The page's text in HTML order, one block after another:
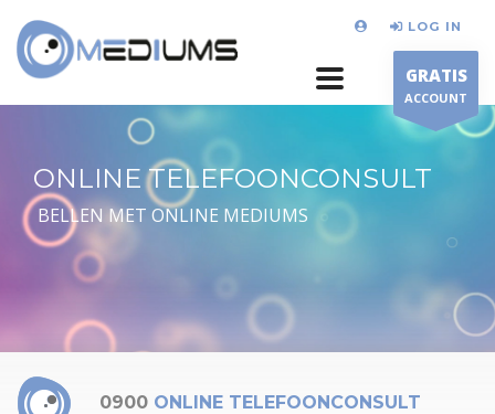
LOG IN
GRATIS
ACCOUNT
ONLINE TELEFOONCONSULT
BELLEN MET ONLINE MEDIUMS
0900 ONLINE TELEFOONCONSULT